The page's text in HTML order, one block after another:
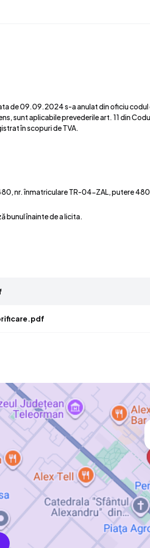
de 09.09.2024 s-a anulat din oficiu codul
sunt aplicabile prevederile art. 11 din
în scopuri de TVA.
nr. înmatriculare TR-04-ZAL, putere
bunul înainte de a licita.